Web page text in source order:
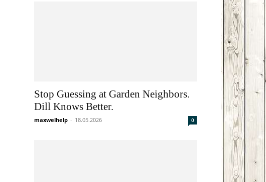
Stop Guessing at Garden Neighbors.
Dill Knows Better.
maxwelhelp - 18.05.2026 0